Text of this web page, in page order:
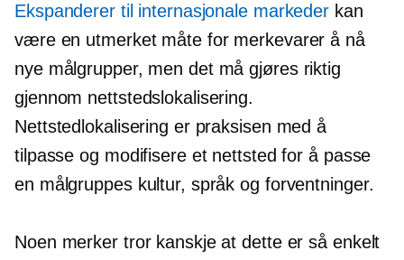
Ekspanderer til internasjonale markeder kan
være en utmerket måte for merkevarer å nå
nye målgrupper, men det må gjøres riktig
gjennom nettstedslokalisering.
Nettstedlokalisering er praksisen med å
tilpasse og modifisere et nettsted for å passe
en målgruppes kultur, språk og forventninger.
Noen merker tror kanskje at dette er så enkelt